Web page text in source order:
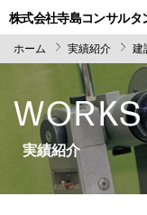
株式会社寺島コンサルタ
ホーム 実績紹介 建
WORKS
実績紹介